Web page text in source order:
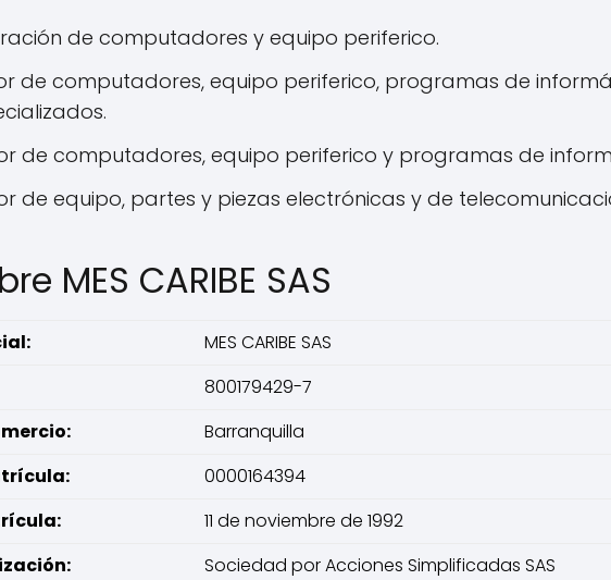
de computadores y equipo periferico.
de computadores, equipo periferico, programas de
de computadores, equipo periferico y programas de
de equipo, partes y piezas electrónicas y de
MES CARIBE SAS
MES CARIBE SAS
800179429-7
Barranquilla
0000164394
11 de noviembre de 1992
Sociedad por Acciones Simplificadas SAS